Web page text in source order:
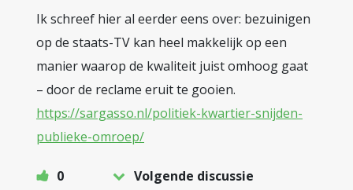
Ik schreef hier al eerder eens over: bezuinigen
op de staats-TV kan heel makkelijk op een
manier waarop de kwaliteit juist omhoog gaat
– door de reclame eruit te gooien.
https://sargasso.nl/politiek-kwartier-snijden-
publieke-omroep/
0
Volgende discussie